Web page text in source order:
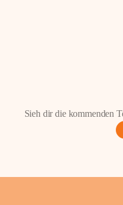
Sieh dir die kommenden